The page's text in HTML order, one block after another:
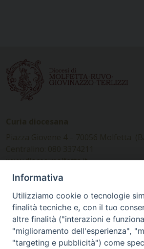
www.diocesimolfetta.it –
diocesimolfetta@pec.chiesacattolica.it
Ufficio Comunicazioni sociali
Piazza Giovene 4 – 70056 Molfetta
Informativa
Utilizziamo cookie o tecnologie
finalità tecniche e, con il tuo
altre finalità ("interazioni e
"miglioramento dell'esperienza",
"targeting e pubblicità") come